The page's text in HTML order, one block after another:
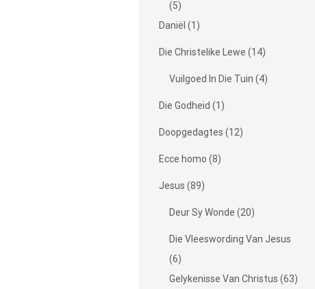
(5)
Daniël (1)
Die Christelike Lewe (14)
Vuilgoed In Die Tuin (4)
Die Godheid (1)
Doopgedagtes (12)
Ecce homo (8)
Jesus (89)
Deur Sy Wonde (20)
Die Vleeswording Van Jesus
(6)
Gelykenisse Van Christus (63)